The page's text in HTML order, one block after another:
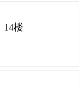
14楼